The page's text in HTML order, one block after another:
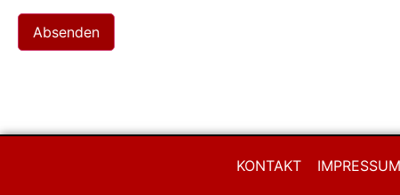
KONTAKT IMPRESSUM